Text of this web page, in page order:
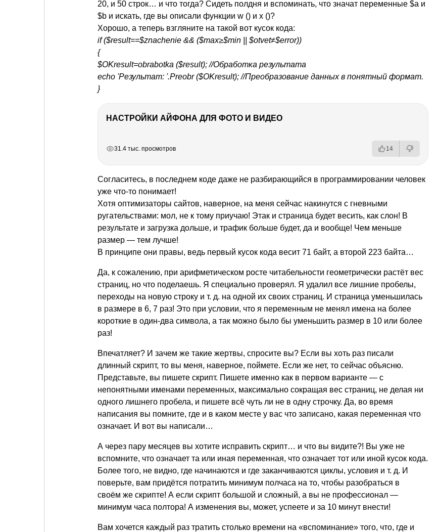
20, и 50 строк… и что тогда? Сидеть полдня и вспоминать, что значат переменные $a и
$b и искать, где вы описали функции w () и x ()?
Хорошо, а теперь взгляните на такой вот кусок кода:
if ($result==$znachenie && ($max≥$min || $otvet≠$error))
{
$OKresult=obrabotka ($result); //Обработка результата
echo 'Результат: '.Preobr ($OKresult); //Преобразование данных в понятный формат.
}
НАСТРОЙКИ АЙФОНА ДЛЯ ФОТО И ВИДЕО
31.4 тыс. просмотров 14
Согласитесь, в последнем коде даже не разбирающийся в программировании человек
уже что-то понимает!
Хотя оптимизаторы сайтов, наверное, на меня сейчас накинутся с гневными
ругательствами: мол, не к тому приучаю! Этак и страница будет весить, как слон! В
результате и загрузка дольше, и трафик больше будет, да и вообще! Чем меньше
размер — тем лучше!
В принципе они правы, ведь первый кусок кода весит 71 байт, а второй 223 байта…
Да, к сожалению, при арифметическом росте читабельности геометрически растёт вес
страниц, но что поделаешь. Я специально проверял. Я удалил все лишние пробелы,
переходы на новую строку и т. д. на одной их своих страниц. И страница уменьшилась
в размере в 6, 7 раз! Это при условии, что я переменным не менял имена на более
короткие в один-два символа, а так можно было бы уменьшить размер в 10 или более
раз!
Впечатляет? И зачем же такие жертвы, спросите вы? Если вы хоть раз писали
длинный скрипт, то вы меня, наверное, поймете. Если же нет, то сейчас объясню.
Представьте, вы пишете скрипт. Пишете именно как в первом варианте — с
непонятными именами переменных, максимально сокращая вес страниц, не делая ни
одного лишнего пробела, и пишете всё чуть ли не в одну строчку. Да, во время
написания вы помните, где и в каком месте у вас что записано, какая переменная что
означает. И вот вы написали…
А через пару месяцев вы хотите исправить скрипт… и что вы видите?! Вы уже не
вспомните, что означает та или иная переменная, что означает тот или иной кусок кода.
Более того, не видно, где начинаются и где заканчиваются циклы, условия и т. д. И
поверьте, вам придётся потратить минимум полчаса на то, чтобы разобраться в
своём же скрипте! А если скрипт большой и сложный, а вы не профессионал —
минимум часа полтора! А изменения вы, может, успеете и за 10 минут внести!
Вам хочется каждый раз тратить столько времени на «вспоминание» того, что, где и